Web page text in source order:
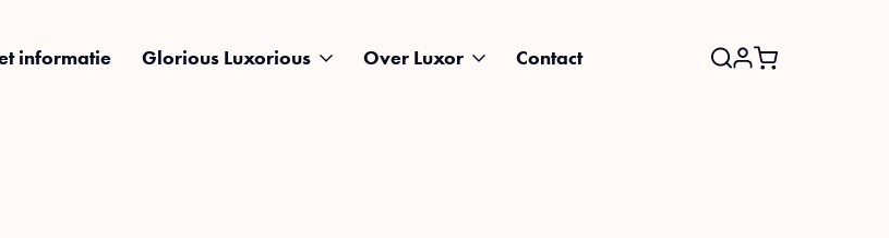
informatie Glorious Luxorious Over Luxor
Contact